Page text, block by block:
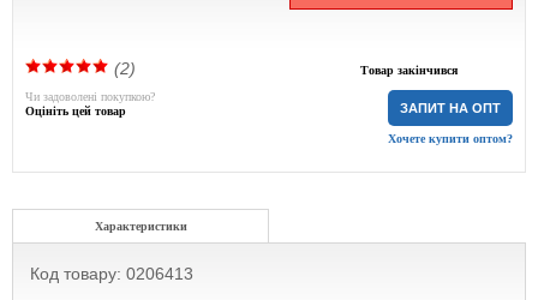
(2) Товар закінчився
ЗАПИТ НА ОПТ
Хочете купити оптом?
Чи задоволені покупкою?
Оцініть цей товар
Характеристики
Код товару: 0206413